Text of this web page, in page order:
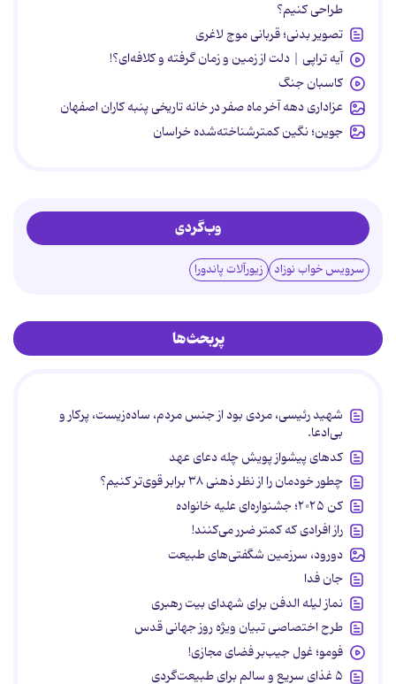
طراحی کنیم؟
تصویر بدنی؛ قربانی موج لاغری
آیه تراپی | دلت از زمین و زمان گرفته و کلافه‌ای؟!
کاسبان جنگ
عزاداری دهه آخر ماه صفر در خانه تاریخی پنبه کاران اصفهان
جوین؛ نگین کمترشناخته‌شده خراسان
وب‌گردی
سرویس خواب نوزاد زیورآلات پاندورا
پربحث‌ها
شهید رئیسی، مردی بود از جنس مردم، ساده‌زیست، پرکار و
بی‌ادعا.
کدهای پیشواز پویش چله دعای عهد
چطور خودمان را از نظر ذهنی ۳۸ برابر قوی‌تر کنیم؟
کن ۲۰۲۵؛ جشنواره‌ای علیه خانواده
راز افرادی که کمتر ضرر می‌کنند!
دورود، سرزمین شگفتی‌های طبیعت
جان فدا
نماز لیله الدفن برای شهدای بیت رهبری
طرح اختصاصی تبیان ویژه روز جهانی قدس
فومو؛ غول جیب‌بر فضای مجازی!
۵ غذای سریع و سالم برای طبیعت‌گردی